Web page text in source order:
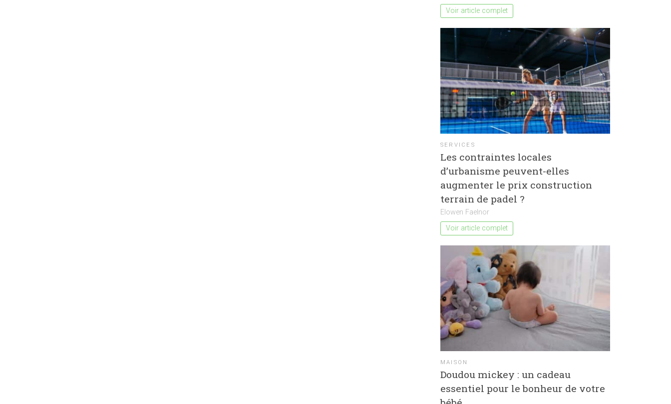
Voir article complet
SERVICES
Les contraintes locales
d’urbanisme peuvent-elles
augmenter le prix construction
terrain de padel ?
Elowen Faelnor
Voir article complet
MAISON
Doudou mickey : un cadeau
essentiel pour le bonheur de votre